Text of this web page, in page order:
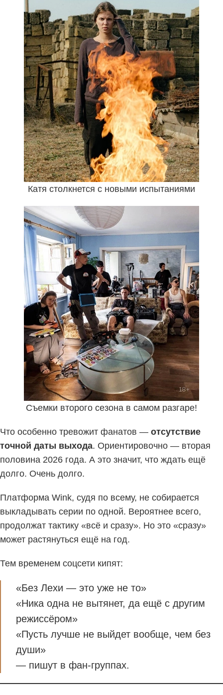
Катя столкнется с новыми испытаниями
Съемки второго сезона в самом разгаре!
Что особенно тревожит фанатов — отсутствие
точной даты выхода. Ориентировочно — вторая
половина 2026 года. А это значит, что ждать ещё
долго. Очень долго.
Платформа Wink, судя по всему, не собирается
выкладывать серии по одной. Вероятнее всего,
продолжат тактику «всё и сразу». Но это «сразу»
может растянуться ещё на год.
Тем временем соцсети кипят:
«Без Лехи — это уже не то»
«Ника одна не вытянет, да ещё с другим
режиссёром»
«Пусть лучше не выйдет вообще, чем без
души»
— пишут в фан-группах.